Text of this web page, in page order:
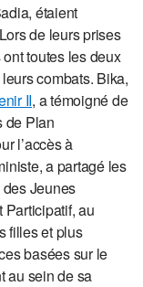
étaient
de leurs prises
toutes les deux
combats. Bika,
II, a témoigné de
de Plan
l’accès à
a partagé les
Jeunes
au
filles et plus
basées sur le
au sein de sa